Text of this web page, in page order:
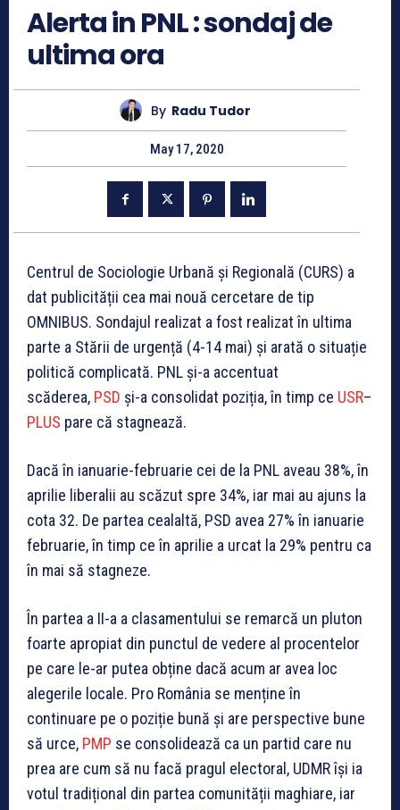
Alerta in PNL : sondaj de
ultima ora
By Radu Tudor
May 17, 2020
Centrul de Sociologie Urbană și Regională (CURS) a
dat publicității cea mai nouă cercetare de tip
OMNIBUS. Sondajul realizat a fost realizat în ultima
parte a Stării de urgență (4-14 mai) și arată o situație
politică complicată. PNL și-a accentuat
scăderea, PSD și-a consolidat poziția, în timp ce USR–
PLUS pare că stagnează.
Dacă în ianuarie-februarie cei de la PNL aveau 38%, în
aprilie liberalii au scăzut spre 34%, iar mai au ajuns la
cota 32. De partea cealaltă, PSD avea 27% în ianuarie
februarie, în timp ce în aprilie a urcat la 29% pentru ca
în mai să stagneze.
În partea a II-a a clasamentului se remarcă un pluton
foarte apropiat din punctul de vedere al procentelor
pe care le-ar putea obține dacă acum ar avea loc
alegerile locale. Pro România se menține în
continuare pe o poziție bună și are perspective bune
să urce, PMP se consolidează ca un partid care nu
prea are cum să nu facă pragul electoral, UDMR își ia
votul tradițional din partea comunității maghiare, iar